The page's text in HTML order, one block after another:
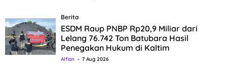
Berita
ESDM Raup PNBP Rp20,9 Miliar dari
Lelang 76.742 Ton Batubara Hasil
Penegakan Hukum di Kaltim
Alfian 7 Aug 2026